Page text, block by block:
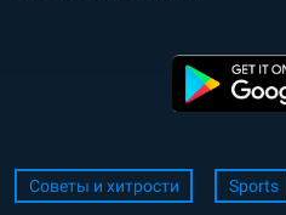
Советы и хитрости Sports